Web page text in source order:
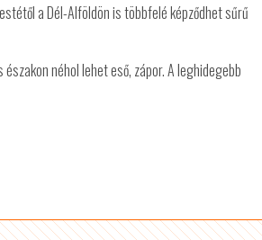
a Dél-Alföldön is többfelé képződhet sűrű
néhol lehet eső, zápor. A leghidegebb